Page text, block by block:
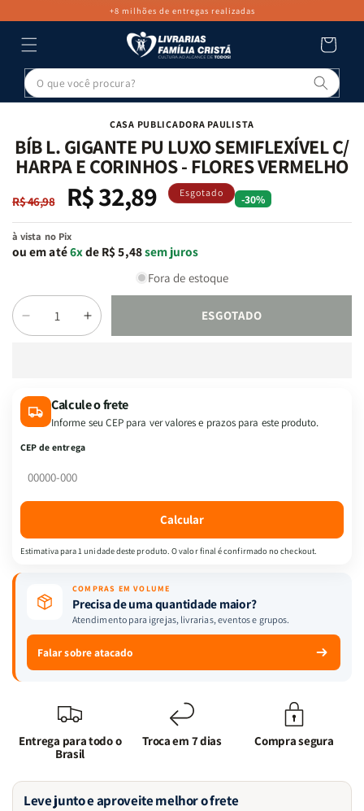
+8 milhões de entregas realizadas
Carrinho
PULAR PARA
CASA PUBLICADORA PAULISTA
BÍB L. GIGANTE PU LUXO SEMIFLEXÍVEL C/
HARPA E CORINHOS - FLORES VERMELHO
Preço
normal
R$ 46,98
Preço
promocional
R$ 32,89 Esgotado -30%
à vista no Pix
ou em até6xde R$ 5,48sem juros
Fora de estoque
Quantidade
Diminuir
a
L.
GIGANTE
PU
SEMIFLEXÍVEL
CORINHOS
VERMELHO
Aumentar
a
L.
GIGANTE
CORINHOS
VERMELHO
ESGOTADO
Calcule o frete
Informe seu CEP para ver valores e prazos para este produto.
CEP de entrega
Calcular
Estimativa para 1 unidade deste produto. O valor final é confirmado no checkout.
COMPRAS EM VOLUME
Precisa de uma quantidade maior?
Atendimento para igrejas, livrarias, eventos e grupos.
Falar sobre atacado
Entrega para todo o
Brasil
Troca em 7 dias Compra segura
Leve junto e aproveite melhor o frete